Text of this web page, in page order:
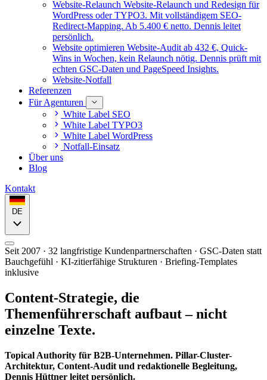
Website-Relaunch Website-Relaunch und Redesign für
WordPress oder TYPO3. Mit vollständigem SEO-
Redirect-Mapping. Ab 5.400 € netto. Dennis leitet
persönlich.
Website optimieren Website-Audit ab 432 €, Quick-
Wins in Wochen, kein Relaunch nötig. Dennis prüft mit
echten GSC-Daten und PageSpeed Insights.
Website-Notfall
Referenzen
Für Agenturen
White Label SEO
White Label TYPO3
White Label WordPress
Notfall-Einsatz
Über uns
Blog
Kontakt
DE
Seit 2007 · 32 langfristige Kundenpartnerschaften · GSC-Daten statt
Bauchgefühl · KI-zitierfähige Strukturen · Briefing-Templates
inklusive
Content-Strategie, die
Themenführerschaft aufbaut – nicht
einzelne Texte.
Topical Authority für B2B-Unternehmen. Pillar-Cluster-
Architektur, Content-Audit und redaktionelle Begleitung,
Dennis Hüttner leitet persönlich.